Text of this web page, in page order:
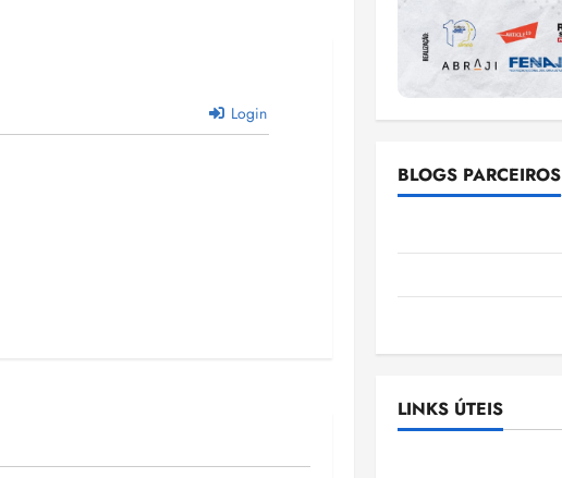
Login
BLOGS PARCEIROS
LINKS ÚTEIS